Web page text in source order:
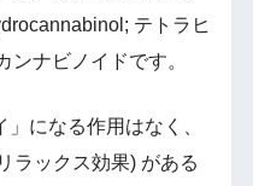
テトラヒ
ンナビノイドです。
になる作用はなく、
ラックス効果) がある